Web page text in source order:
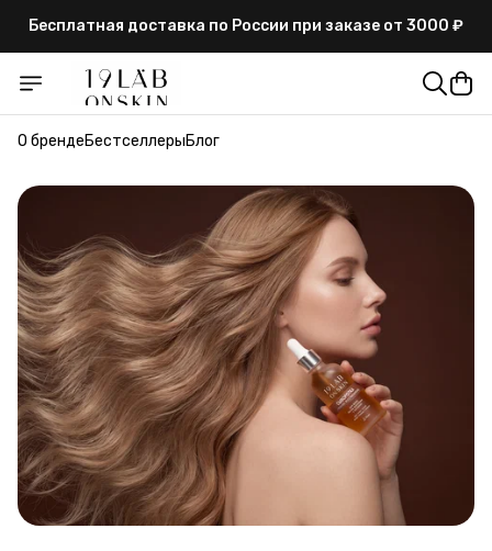
Бесплатная доставка по России при заказе от 3000 ₽
Гарантия высокого качества и сертификаты на
продукцию
Бесплатная доставка по России при заказе от 3000 ₽
О брендеБестселлерыБлог